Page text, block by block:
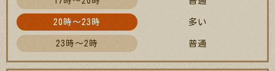
20時～23時 多い
23時～2時 普通